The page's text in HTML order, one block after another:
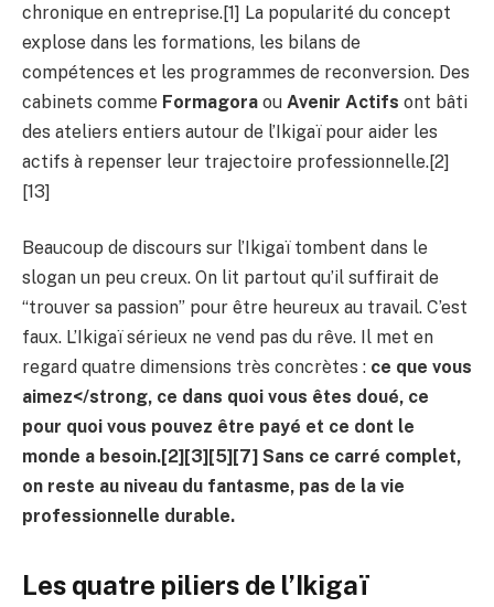
chronique en entreprise.[1] La popularité du concept
explose dans les formations, les bilans de
compétences et les programmes de reconversion. Des
cabinets comme Formagora ou Avenir Actifs ont bâti
des ateliers entiers autour de l’Ikigaï pour aider les
actifs à repenser leur trajectoire professionnelle.[2]
[13]
Beaucoup de discours sur l’Ikigaï tombent dans le
slogan un peu creux. On lit partout qu’il suffirait de
“trouver sa passion” pour être heureux au travail. C’est
faux. L’Ikigaï sérieux ne vend pas du rêve. Il met en
regard quatre dimensions très concrètes : ce que vous
aimez</strong, ce dans quoi vous êtes doué, ce
pour quoi vous pouvez être payé et ce dont le
monde a besoin.[2][3][5][7] Sans ce carré complet,
on reste au niveau du fantasme, pas de la vie
professionnelle durable.
Les quatre piliers de l’Ikigaï